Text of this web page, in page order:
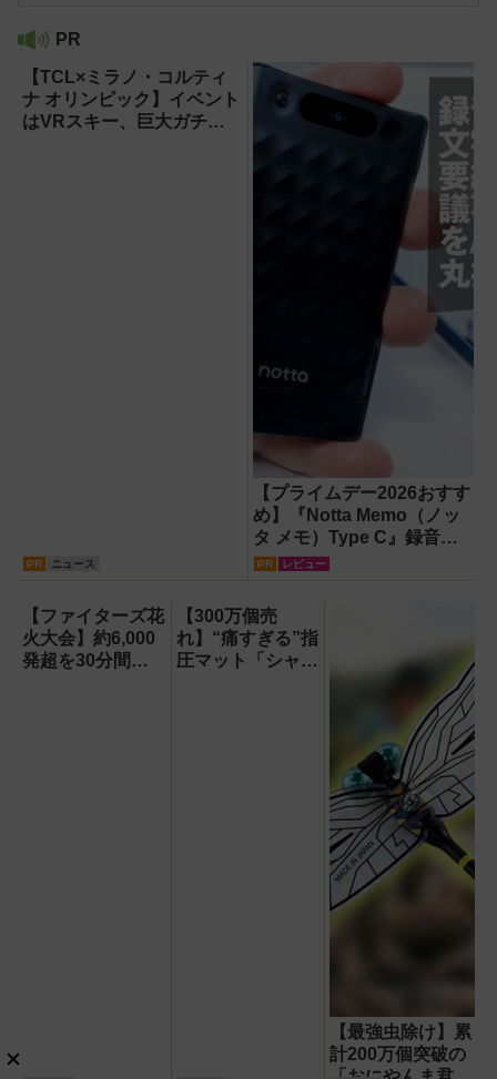
PR
【TCL×ミラノ・コルティ
ナ オリンピック】イベント
はVRスキー、巨大ガチャ
PR ニュース
【プライムデー2026おすす
め】『Notta Memo（ノッ
タ メモ）Type C』録音か
らAI自動文字起こし・翻
スレコーダー！【議事録作
成】
PR レビュー
【ファイターズ花
火大会】約6,000
発超を30分間打
【300万個売
れ】“痛すぎる”指
圧マット「シャク
【最強虫除け】累
計200万個突破の